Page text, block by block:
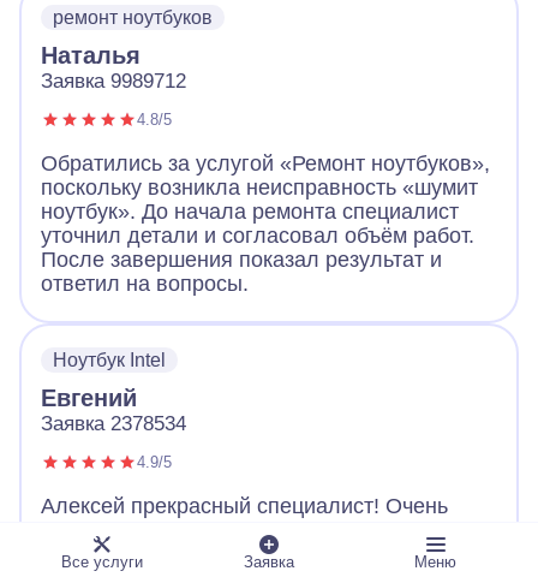
ремонт ноутбуков
Наталья
Заявка 9989712
4.8/5
Обратились за услугой «Ремонт ноутбуков»,
поскольку возникла неисправность «шумит
ноутбук». До начала ремонта специалист
уточнил детали и согласовал объём работ.
После завершения показал результат и
ответил на вопросы.
Ноутбук Intel
Евгений
Заявка 2378534
4.9/5
Алексей прекрасный специалист! Очень
советую. Починил все быстро, настроил и
отдал уже исправный ноутбук. Объяснил все
Все услуги Заявка Меню